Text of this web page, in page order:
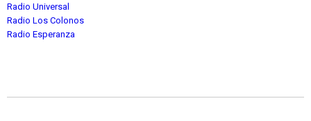
Radio Universal
Radio Los Colonos
Radio Esperanza